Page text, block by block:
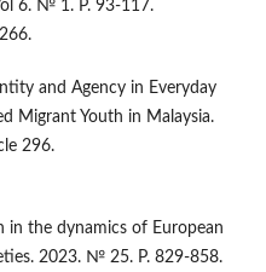
6. № 1. P. 93-117.
and Agency in Everyday
Migrant Youth in Malaysia.
296.
in the dynamics of European
2023. № 25. P. 829-858.